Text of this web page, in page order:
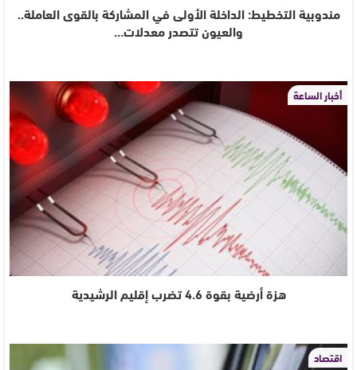
مندوبية التخطيط: الداخلة الأولى في المشاركة بالقوى العاملة..
والعيون تتصدر معدلات…
أخبار الساعة
هزة أرضية بقوة 4.6 تضرب إقليم الرشيدية
اقتصاد